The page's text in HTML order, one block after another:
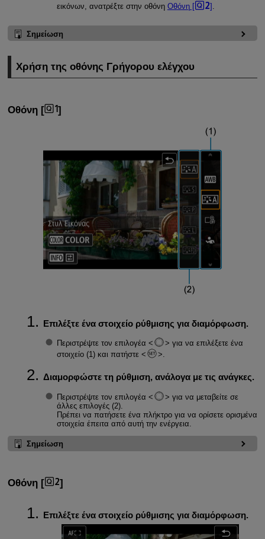
εικόνων, ανατρέξτε στην οθόνη Οθόνη [ ]
Σημείωση
Χρήση της οθόνης Γρήγορου ελέγχου
Οθόνη [ ]
Επιλέξτε ένα στοιχείο ρύθμισης για διαμόρφωση.
Περιστρέψτε τον επιλογέα
για να επιλέξετε ένα
στοιχείο (1) και πατήστε
.
Διαμορφώστε τη ρύθμιση, ανάλογα με τις ανάγκες.
Περιστρέψτε τον επιλογέα
για να μεταβείτε σε
άλλες επιλογές (2).
Πρέπει να πατήσετε ένα πλήκτρο για να ορίσετε ορισμένα
στοιχεία έπειτα από αυτή την ενέργεια.
Σημείωση
Οθόνη [ ]
Επιλέξτε ένα στοιχείο ρύθμισης για διαμόρφωση.